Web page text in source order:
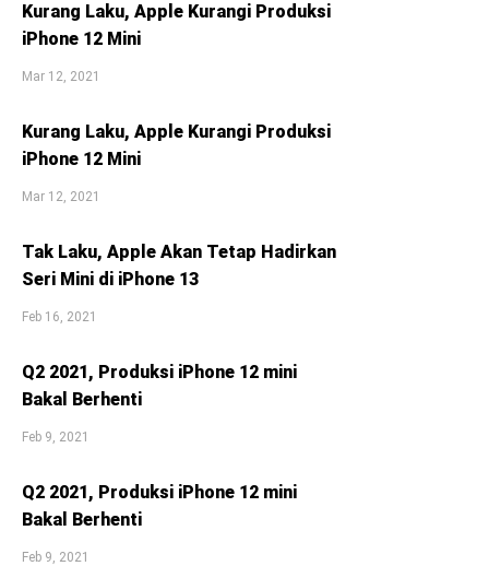
Kurang Laku, Apple Kurangi Produksi
iPhone 12 Mini
Mar 12, 2021
Kurang Laku, Apple Kurangi Produksi
iPhone 12 Mini
Mar 12, 2021
Tak Laku, Apple Akan Tetap Hadirkan
Seri Mini di iPhone 13
Feb 16, 2021
Q2 2021, Produksi iPhone 12 mini
Bakal Berhenti
Feb 9, 2021
Q2 2021, Produksi iPhone 12 mini
Bakal Berhenti
Feb 9, 2021